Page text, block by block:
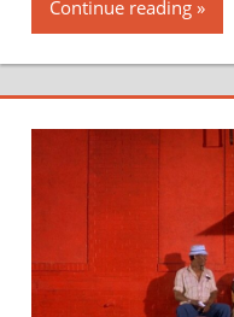
Continue reading